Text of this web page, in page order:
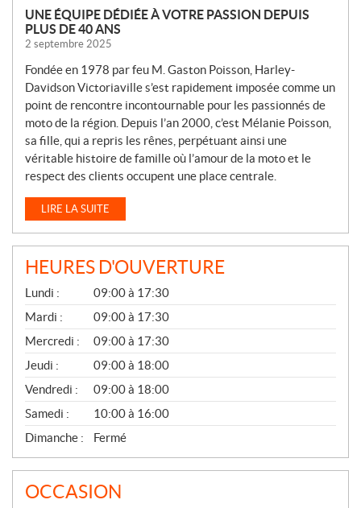
UNE ÉQUIPE DÉDIÉE À VOTRE PASSION DEPUIS
PLUS DE 40 ANS
2 septembre 2025
Fondée en 1978 par feu M. Gaston Poisson, Harley-
Davidson Victoriaville s’est rapidement imposée comme un
point de rencontre incontournable pour les passionnés de
moto de la région. Depuis l’an 2000, c’est Mélanie Poisson,
sa fille, qui a repris les rênes, perpétuant ainsi une
véritable histoire de famille où l’amour de la moto et le
respect des clients occupent une place centrale.
LIRE LA SUITE
HEURES D'OUVERTURE
G
É
N
É
R
A
L
Lundi :
09:00 à 17:30
Mardi :
09:00 à 17:30
Mercredi :
09:00 à 17:30
Jeudi :
09:00 à 18:00
Vendredi :
09:00 à 18:00
Samedi :
10:00 à 16:00
Dimanche :
Fermé
OCCASION